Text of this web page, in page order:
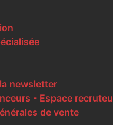
newsletter
- Espace
de vente